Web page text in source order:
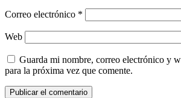
Correo electrónico *
Web
Guarda mi nombre, correo electrónico y
para la próxima vez que comente.